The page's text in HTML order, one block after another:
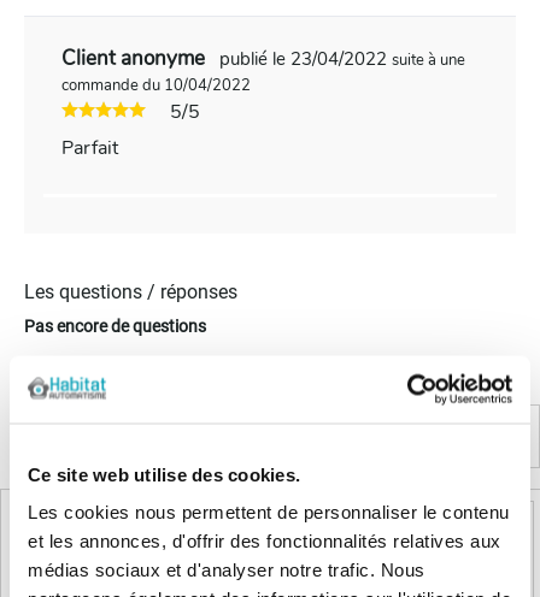
Ce site web utilise des cookies.
Les cookies nous permettent de personnaliser le contenu
et les annonces, d'offrir des fonctionnalités relatives aux
médias sociaux et d'analyser notre trafic. Nous
Client anonyme publié le 23/04/2022 suite à une
commande du 10/04/2022
5/5
Parfait
Les questions / réponses
Pas encore de questions
Connectez vous pour poser votre question